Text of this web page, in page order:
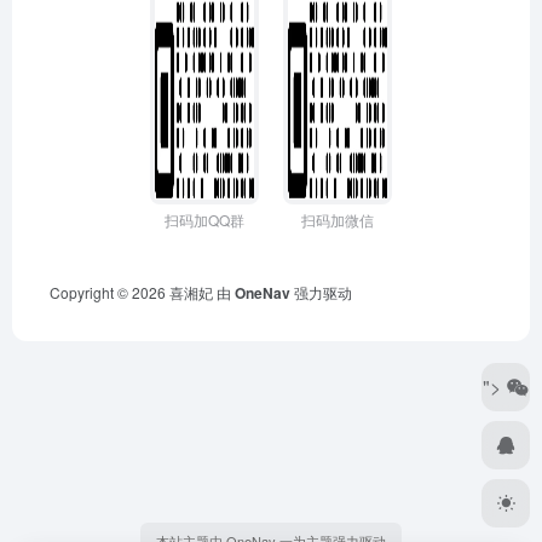
扫码加QQ群 扫码加微信
Copyright © 2026 喜湘妃 由 OneNav强力驱动
">